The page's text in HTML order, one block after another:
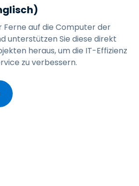
Ferne auf die Computer der
unterstützen Sie diese direkt
heraus, um die IT-Effizienz
zu verbessern.